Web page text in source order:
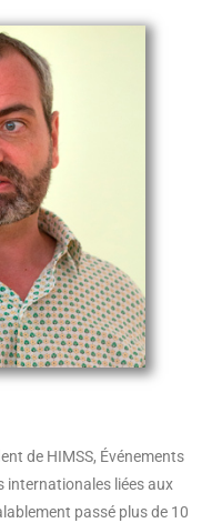
de HIMSS, Événements
internationales liées aux
passé plus de 10